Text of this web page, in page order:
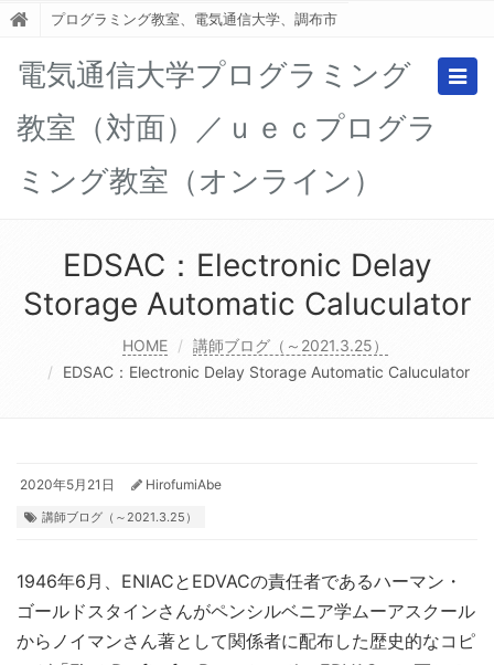
プログラミング教室、電気通信大学、調布市
電気通信大学プログラミング
教室（対面）／ｕｅｃプログラ
ミング教室（オンライン）
EDSAC：Electronic Delay
Storage Automatic Caluculator
HOME
講師ブログ（～2021.3.25）
EDSAC：Electronic Delay Storage Automatic Caluculator
2020年5月21日 HirofumiAbe
講師ブログ（～2021.3.25）
1946年6月、ENIACとEDVACの責任者であるハーマン・
ゴールドスタインさんがペンシルベニア学ムーアスクール
からノイマンさん著として関係者に配布した歴史的なコピ